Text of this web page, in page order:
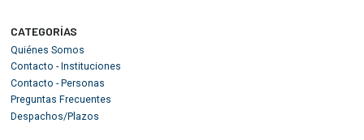
CATEGORÍAS
Quiénes Somos
Contacto - Instituciones
Contacto - Personas
Preguntas Frecuentes
Despachos/Plazos